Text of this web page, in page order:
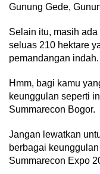
Gunung Gede,
Selain itu, masih
seluas 210 hektare
pemandangan indah.
Hmm, bagi kamu
keunggulan seperti
Summarecon Bogor.
Jangan lewatkan
berbagai
Summarecon Expo